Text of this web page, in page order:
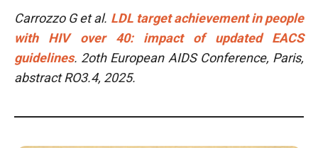
Carrozzo G et al. LDL target achievement in people
with HIV over 40: impact of updated EACS
guidelines. 2oth European AIDS Conference, Paris,
abstract RO3.4, 2025.